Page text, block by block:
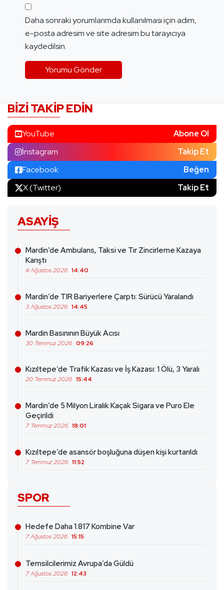
Daha sonraki yorumlarımda kullanılması için adım,
e-posta adresim ve site adresim bu tarayıcıya
kaydedilsin.
BIZI TAKIP EDIN
YouTube
Abone Ol
İnstagram
Takip Et
Facebook
Beğen
X (Twitter)
Takip Et
ASAYIŞ
Mardin’de Ambulans, Taksi ve Tır Zincirleme Kazaya
Karıştı
4 Ağustos 2026 14:40
Mardin’de TIR Bariyerlere Çarptı: Sürücü Yaralandı
3 Ağustos 2026 14:45
Mardin Basınının Büyük Acısı
30 Temmuz 2026 09:26
Kızıltepe’de Trafik Kazası ve İş Kazası: 1 Ölü, 3 Yaralı
20 Temmuz 2026 15:44
Mardin’de 5 Milyon Liralık Kaçak Sigara ve Puro Ele
Geçirildi
7 Temmuz 2026 18:01
Kızıltepe’de asansör boşluğuna düşen kişi kurtarıldı
7 Temmuz 2026 11:52
SPOR
Hedefe Daha 1.817 Kombine Var
7 Ağustos 2026 15:15
Temsilcilerimiz Avrupa’da Güldü
7 Ağustos 2026 12:43